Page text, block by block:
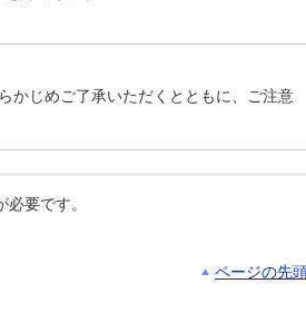
かじめご了承いただくとともに、ご注意
要です。
ページの先